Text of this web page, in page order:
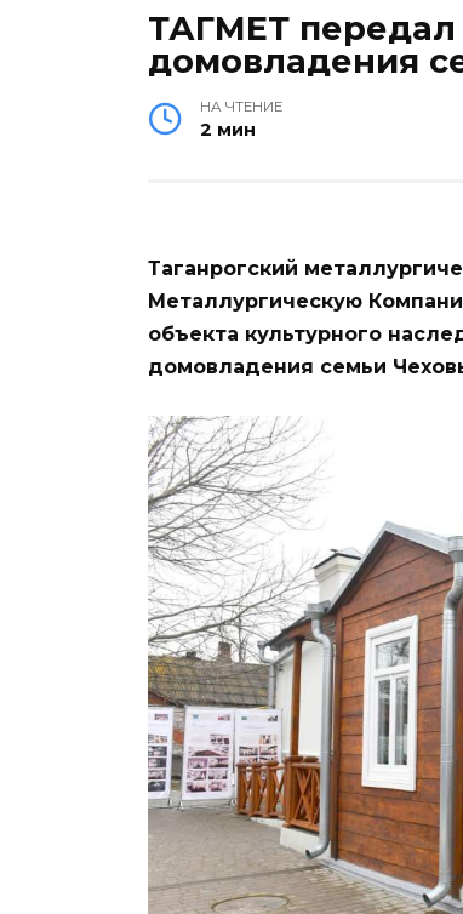
ТАГМЕТ передал
домовладения
НА ЧТЕНИЕ
2 мин
Таганрогский
Металлургическую
объекта культурного
домовладения семьи